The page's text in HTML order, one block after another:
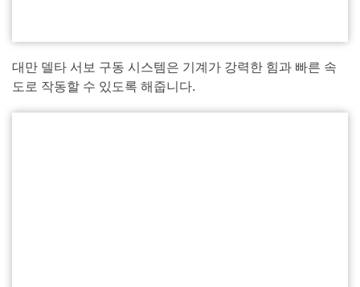
대만 델타 서보 구동 시스템은 기계가 강력한 힘과 빠른 속
도로 작동할 수 있도록 해줍니다.